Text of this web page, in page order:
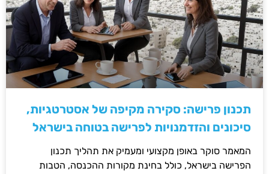
תכנון פרישה: סקירה מקיפה של אסטרטגיות,
סיכונים והזדמנויות לפרישה בטוחה בישראל
המאמר סוקר באופן מקצועי ומעמיק את תהליך תכנון
הפרישה בישראל, כולל בחינת מקורות ההכנסה, הטבות